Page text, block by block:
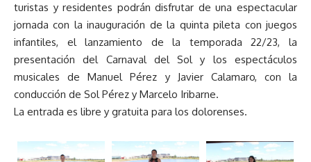
turistas y residentes podrán disfrutar de una espectacular
jornada con la inauguración de la quinta pileta con juegos
infantiles, el lanzamiento de la temporada 22/23, la
presentación del Carnaval del Sol y los espectáculos
musicales de Manuel Pérez y Javier Calamaro, con la
conducción de Sol Pérez y Marcelo Iribarne.
La entrada es libre y gratuita para los dolorenses.